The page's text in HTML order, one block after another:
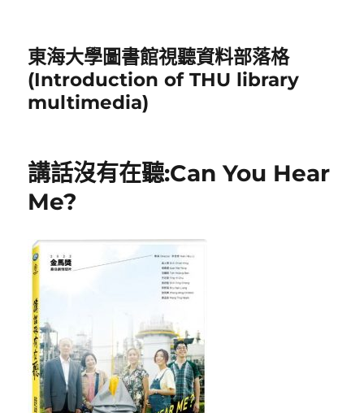
東海大學圖書館視聽資料部落格
(Introduction of THU library
multimedia)
講話沒有在聽:Can You Hear
Me?